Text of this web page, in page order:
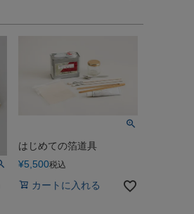
はじめての箔道具
¥5,500税込
カートに入れる